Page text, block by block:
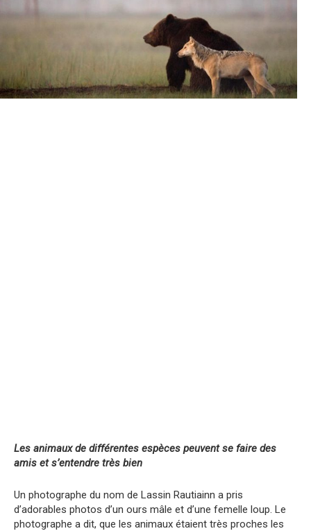
Les animaux de différentes espèces peuvent se faire des
amis et s’entendre très bien
Un photographe du nom de Lassin Rautiainn a pris
d’adorables photos d’un ours mâle et d’une femelle loup. Le
photographe a dit, que les animaux étaient très proches les